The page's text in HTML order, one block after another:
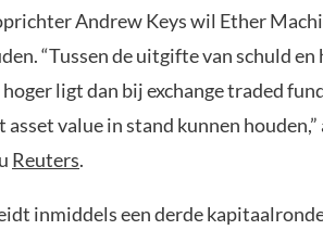
Andrew Keys wil Ether
“Tussen de uitgifte van schuld
ligt dan bij exchange traded
value in stand kunnen
Reuters.
inmiddels een derde